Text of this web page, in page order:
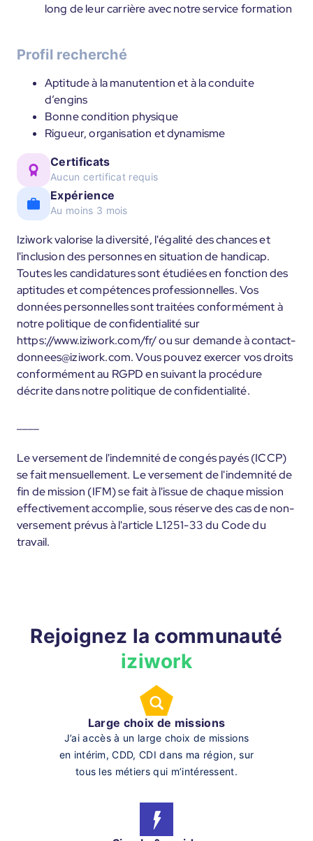
long de leur carrière avec notre service formation
Profil recherché
Aptitude à la manutention et à la conduite
d’engins
Bonne condition physique
Rigueur, organisation et dynamisme
Certificats
Aucun certificat requis
Expérience
Au moins 3 mois
Iziwork valorise la diversité, l'égalité des chances et
l'inclusion des personnes en situation de handicap.
Toutes les candidatures sont étudiées en fonction des
aptitudes et compétences professionnelles. Vos
données personnelles sont traitées conformément à
notre politique de confidentialité sur
https://www.iziwork.com/fr/ ou sur demande à contact-
donnees@iziwork.com. Vous pouvez exercer vos droits
conformément au RGPD en suivant la procédure
décrite dans notre politique de confidentialité.
Le versement de l'indemnité de congés payés (ICCP)
se fait mensuellement. Le versement de l'indemnité de
fin de mission (IFM) se fait à l'issue de chaque mission
effectivement accomplie, sous réserve des cas de non-
versement prévus à l'article L1251-33 du Code du
travail.
Rejoignez la communauté
iziwork
Large choix de missions
J’ai accès à un large choix de missions
en intérim, CDD, CDI dans ma région, sur
tous les métiers qui m’intéressent.